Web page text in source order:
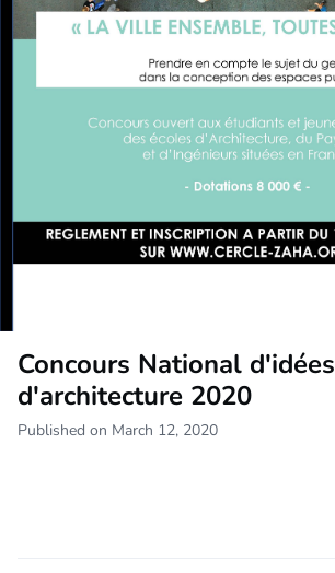
Concours National d'idées
d'architecture 2020
Published on March 12, 2020